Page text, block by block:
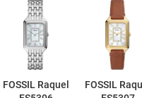
FOSSIL Raquel
FOSSIL